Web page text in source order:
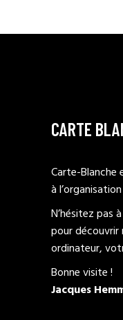
CARTE
Carte-Blanche
à
N’hésitez pas
pour
ordinateur,
Bonne visite !
Jacques